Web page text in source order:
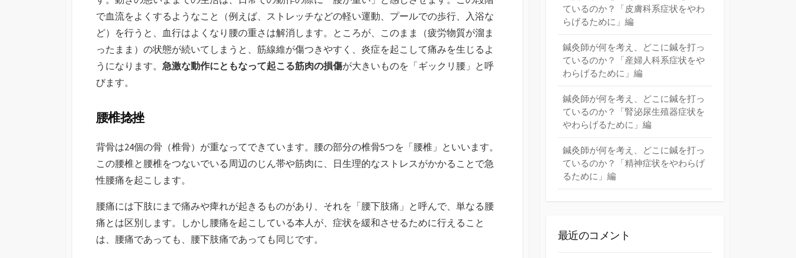
で血流をよくするようなこと（例えば、ストレッチなどの軽い運動、プールでの歩行、入浴な
ど）を行うと、血行はよくなり腰の重さは解消します。ところが、このまま（疲労物質が溜ま
ったまま）の状態が続いてしまうと、筋線維が傷つきやすく、炎症を起こして痛みを生じるよ
うになります。 急激な動作にともなって起こる筋肉の損傷が大きいものを「ギックリ腰」と呼
びます。
腰椎捻挫
背骨は24個の骨（椎骨）が重なってできています。腰の部分の椎骨5つを「腰椎」といいます。
この腰椎と腰椎をつないでいる周辺のじん帯や筋肉に、日生理的なストレスがかかることで急
性腰痛を起こします。
腰痛には下肢にまで痛みや痺れが起きるものがあり、それを「腰下肢痛」と呼んで、単なる腰
痛とは区別します。しかし腰痛を起こしている本人が、症状を緩和させるために行えること
は、腰痛であっても、腰下肢痛であっても同じです。
ているのか？「皮膚科系症状をやわ
らげるために」編
鍼灸師が何を考え、どこに鍼を打っ
ているのか？「産婦人科系症状をや
わらげるために」編
鍼灸師が何を考え、どこに鍼を打っ
ているのか？「腎泌尿生殖器症状を
やわらげるために」編
鍼灸師が何を考え、どこに鍼を打っ
ているのか？「精神症状をやわらげ
るために」編
最近のコメント